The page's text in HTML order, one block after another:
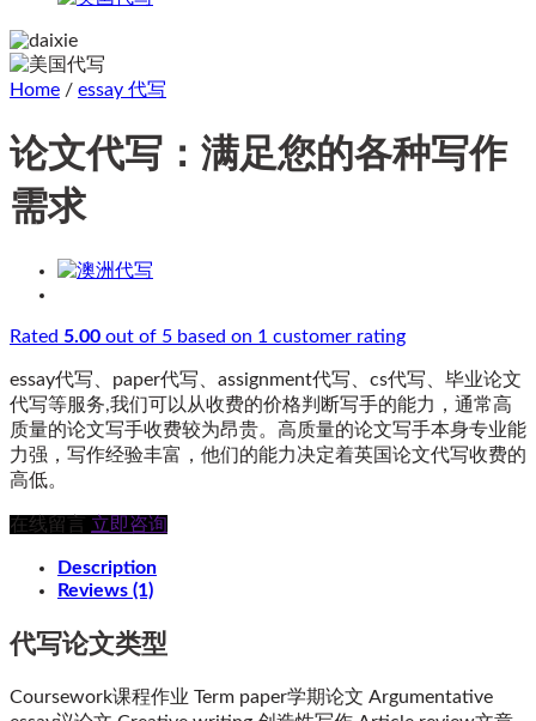
Home / essay 代写
论文代写：满足您的各种写作
需求
Rated 5.00 out of 5 based on 1 customer rating
essay代写、paper代写、assignment代写、cs代写、毕业论文
代写等服务,我们可以从收费的价格判断写手的能力，通常高
质量的论文写手收费较为昂贵。高质量的论文写手本身专业能
力强，写作经验丰富，他们的能力决定着英国论文代写收费的
高低。
在线留言 立即咨询
Description
Reviews (1)
代写论文类型
Coursework课程作业 Term paper学期论文 Argumentative